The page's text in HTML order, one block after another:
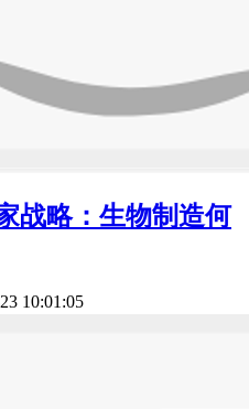
战略：生物制造何
10:01:05